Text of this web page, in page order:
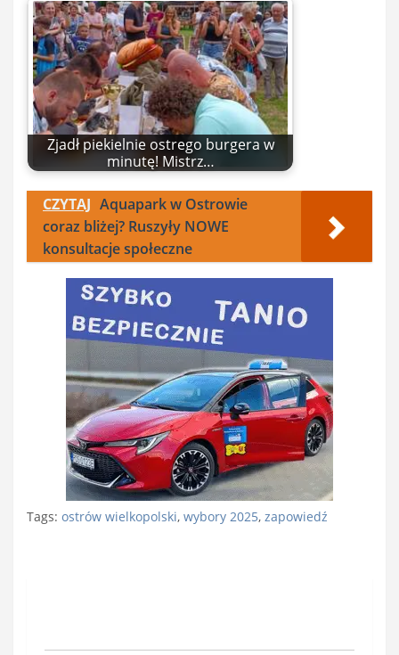
Zjadł piekielnie ostrego burgera w
minutę! Mistrz…
CZYTAJ Aquapark w Ostrowie
coraz bliżej? Ruszyły NOWE
konsultacje społeczne
Tags: ostrów wielkopolski, wybory 2025, zapowiedź